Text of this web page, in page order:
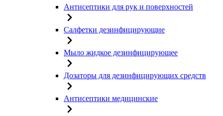
Антисептики для рук и поверхностей
Салфетки дезинфицирующие
Мыло жидкое дезинфицирующее
Дозаторы для дезинфицирующих средств
Антисептики медицинские